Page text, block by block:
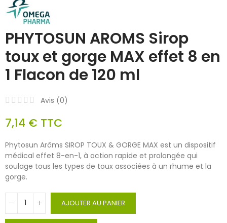
PHYTOSUN AROMS Sirop
toux et gorge MAX effet 8 en
1 Flacon de 120 ml
Avis (0)
7,14 € TTC
Phytosun Arôms SIROP TOUX & GORGE MAX est un dispositif
médical effet 8-en-1, à action rapide et prolongée qui
soulage tous les types de toux associées à un rhume et la
gorge.
AJOUTER AU PANIER